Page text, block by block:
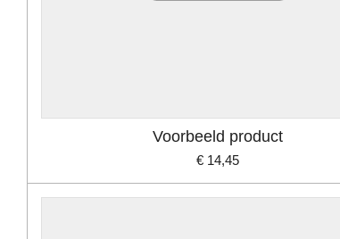
Voorbeeld product
€ 14,45